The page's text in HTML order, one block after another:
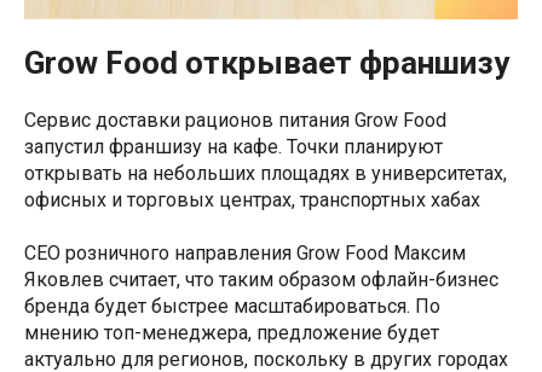
Grow Food открывает франшизу
Сервис доставки рационов питания Grow Food
запустил франшизу на кафе. Точки планируют
открывать на небольших площадях в университетах,
офисных и торговых центрах, транспортных хабах
CEO розничного направления Grow Food Максим
Яковлев считает, что таким образом офлайн-бизнес
бренда будет быстрее масштабироваться. По
мнению топ-менеджера, предложение будет
актуально для регионов, поскольку в других городах